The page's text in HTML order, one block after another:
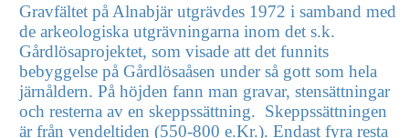
Gravfältet på Alnabjär utgrävdes 1972 i samband med
de arkeologiska utgrävningarna inom det s.k.
Gårdlösaprojektet, som visade att det funnits
bebyggelse på Gårdlösaåsen under så gott som hela
järnåldern. På höjden fann man gravar, stensättningar
och resterna av en skeppssättning. Skeppssättningen
är från vendeltiden (550-800 e.Kr.). Endast fyra resta